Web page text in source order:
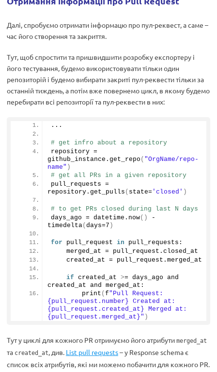
Далі, спробуємо отримати інформацю про пул-реквест, а саме –
час його створення та закриття.
Тут, щоб спростити та пришвидшити розробку експортеру і
його тестування, будемо використовувати тільки один
репозиторій і будемо вибирати закриті пул-реквести тільки за
останній тиждень, а потім вже повернемо цикл, в якому будемо
перебирати всі репозиторії та пул-реквести в них:
...
# get infro about a repository
repository =
github_instance. get_repo ( "OrgName/repo-
name" )
# get all PRs in a given repository
pull_requests =
repository. get_pulls ( state= 'closed' )
# to get PRs closed during last N days
days_ago = datetime. now()
timedelta( days=7 )
for pull_request in pull_requests:
    merged_at = pull_request.
closed_at
    created_at = pull_request.
merged_at
if created_at >= days_ago and
created_at and merged_at:
print ( f"Pull Request:
{pull_request.number} Created at:
{pull_request.created_at} Merged at:
{pull_request.merged_at}" )
Тут у циклі для кожного PR отримуємо його атрибути merged_at
та created_at, див. List pull requests– у Response schema є
список всіх атрибутів, які ми можемо побачити для кожного PR.